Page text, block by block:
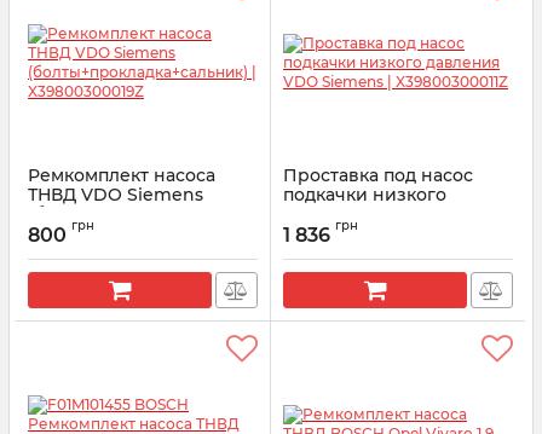
Ремкомплект насоса
ТНВД VDO Siemens
(болты+прокладка+сальник)
| X39800300019Z
Артикул: X39-800-300-019Z
800 грн
Проставка под насос
подкачки низкого
X39800300011Z
Артикул: X39-800-300-011Z
1 836 грн